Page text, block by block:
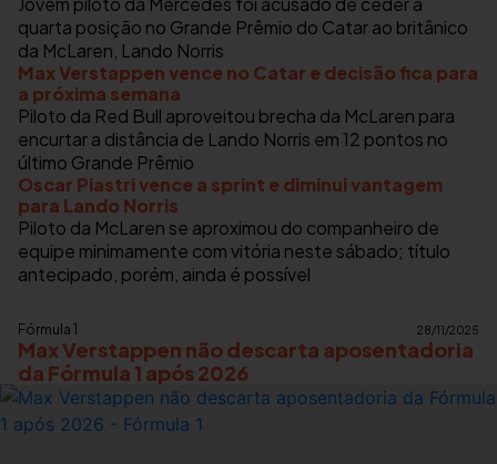
quarta posição no Grande Prêmio do Catar ao britânico
da McLaren, Lando Norris
Max Verstappen vence no Catar e decisão fica para
a próxima semana
Piloto da Red Bull aproveitou brecha da McLaren para
encurtar a distância de Lando Norris em 12 pontos no
último Grande Prêmio
Oscar Piastri vence a sprint e diminui vantagem
para Lando Norris
Piloto da McLaren se aproximou do companheiro de
equipe minimamente com vitória neste sábado; título
antecipado, porém, ainda é possível
Fórmula 1 28/11/2025
Max Verstappen não descarta aposentadoria
da Fórmula 1 após 2026